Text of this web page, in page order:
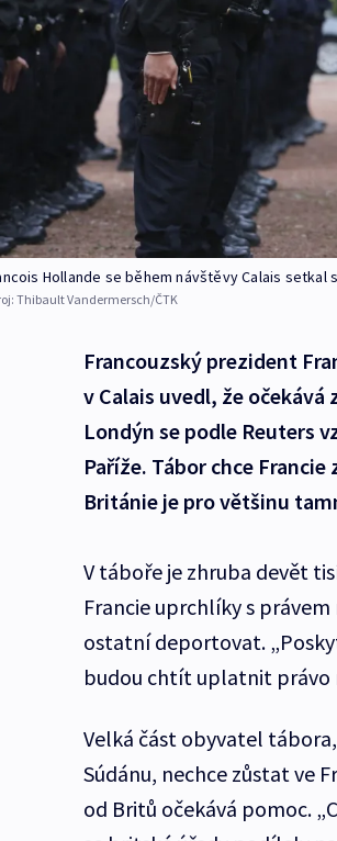
Hollande se během návštěvy Calais setkal
Thibault Vandermersch/ČTK
Francouzský prezident
v Calais uvedl, že
Londýn se podle Reuters
Paříže. Tábor chce
Británie je pro většinu
V táboře je zhruba devět
Francie uprchlíky s
ostatní deportovat.
budou chtít uplatnit právo
Velká část obyvatel
Súdánu, nechce zůstat ve
od Britů očekává pomoc.